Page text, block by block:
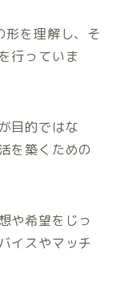
を理解し、そ
行っていま
目的ではな
を築くための
や希望をじっ
イスやマッチ